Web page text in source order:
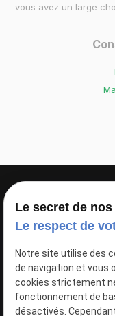
vous avez un large
Le secret de
Le respect de
Notre site utilise des
de navigation et vous
cookies strictement
fonctionnement de
désactivés.